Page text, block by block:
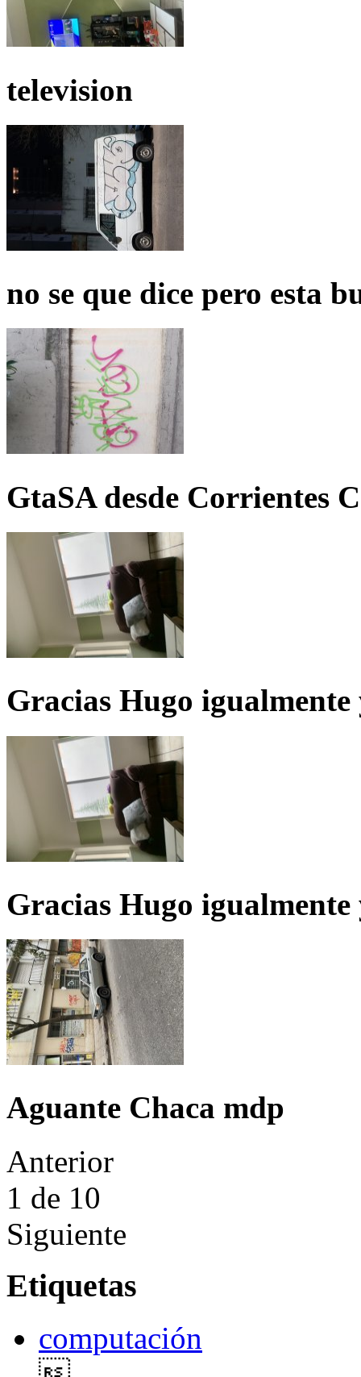
television
no se que dice pero esta
GtaSA desde Corrientes
Gracias Hugo igualmente
Gracias Hugo igualmente
Aguante Chaca mdp
Anterior
1 de 10
Siguiente
Etiquetas
computación